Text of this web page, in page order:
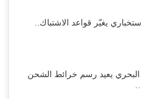
يغيّر قواعد الاشتباك..
البحري يعيد رسم خرائط الشحن